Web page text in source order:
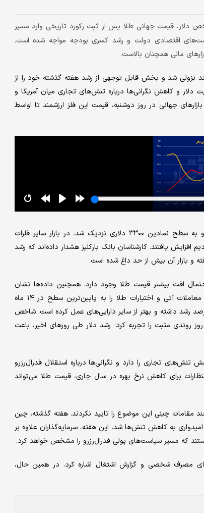
قیمت جهانی طلا پس از ثبت رکورد تاریخی وارد مسیر
سیاست‌های اقتصادی دولت و رشد کسری بودجه مواجه شده است.
مالی همچنان بالاست.
نزولی شد و بخش قابل توجهی از رشد هفته گذشته خود را از
کاهش یافت؛ زیرا تقویت دلار و کاهش نگرانی‌ها درباره تنش‌های تجاری میان آمریکا و
جهانی در روز دوشنبه، قیمت این فلز ارزشمند تا اواسط
با این حال در ادامه جلسه معاملاتی، به کانال ۳۲۹۰ دلار افزایش یافت و به سطح نمادین ۳۳۰۰ دلاری نزدیک شد. در بازار سایر فلزات
یافتند. کارشناسان بانک بارکلیز هشدار داده‌اند که رشد
و بازار آن بیش از حد داغ شده است.
افت بیشتر قیمت طلا وجود دارد. همچنین داده‌ها نشان
می‌دهد که مدیران صندوق‌های پوشش ریسک، موقعیت‌های خرید خود در معاملات آتی و اختیارات طلا را به پایین‌ترین سطح در ۱۴ ماه
کاهش داده‌اند. با این وجود، طلا از ابتدای سال تاکنون بیش از ۲۵ درصد رشد داشته و بهتر از سایر دارایی‌های عمل کرده است. شاخص
روندی مثبت را تجربه کرد؛ رشد دلار طی روزهای اخیر، باعث
تنش‌های تجاری را دارد و نگرانی‌ها درباره استقلال فدرال‌رزرو
برای کاهش نرخ بهره در سال جاری، قیمت طلا می‌تواند
مقامات چینی این موضوع را تایید نکردند. هفته گذشته، چین
به کاهش تنش‌ها شد. این هفته، سرمایه‌گذاران علاوه بر
که مسیر سیاست‌های پولی فدرال‌رزرو را مشخص خواهد کرد.
مصرف شخصی و گزارش اشتغال اشاره کرد. در همین حال،